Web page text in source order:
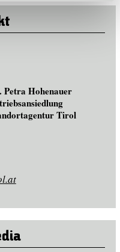
Petra Hohenauer
Tirol